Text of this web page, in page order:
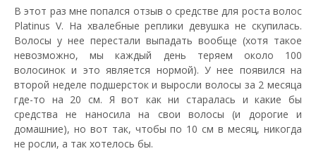
В этот раз мне попался отзыв о средстве для роста волос
Platinus V. На хвалебные реплики девушка не скупилась.
Волосы у нее перестали выпадать вообще (хотя такое
невозможно, мы каждый день теряем около 100
волосинок и это является нормой). У нее появился на
второй неделе подшерсток и выросли волосы за 2 месяца
где-то на 20 см. Я вот как ни старалась и какие бы
средства не наносила на свои волосы (и дорогие и
домашние), но вот так, чтобы по 10 см в месяц, никогда
не росли, а так хотелось бы.